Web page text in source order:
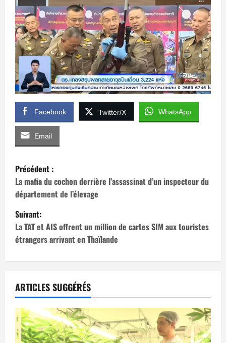
Facebook Twitter/X WhatsApp
Email
N
a
v
i
g
t
i
o
Précédent :
La mafia du cochon derrière l’assassinat d’un inspecteur du
département de l’élevage
Suivant:
La TAT et AIS offrent un million de cartes SIM aux touristes
étrangers arrivant en Thaïlande
ARTICLES SUGGÉRÉS